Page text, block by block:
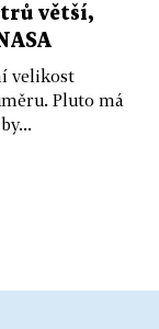
větší,
velikost
Pluto má